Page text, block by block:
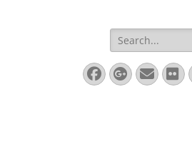
Search
for:
Facebook
Email